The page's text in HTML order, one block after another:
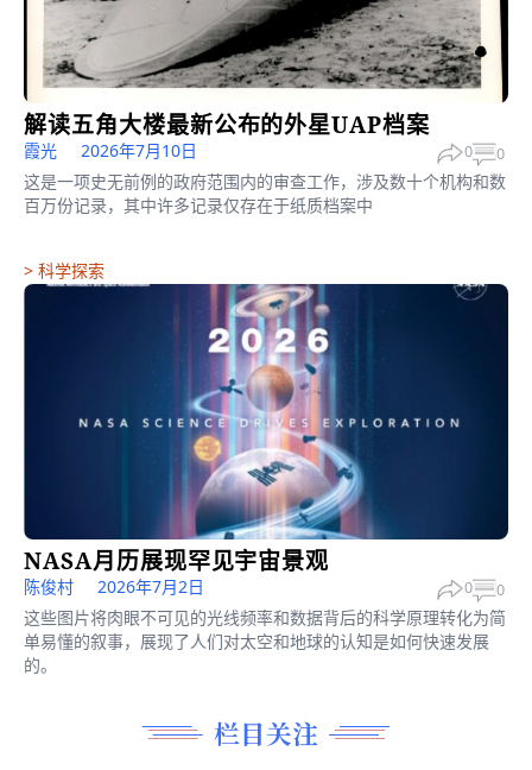
解读五角大楼最新公布的外星UAP档案
霞光 2026年7月10日 0 0
这是一项史无前例的政府范围内的审查工作，涉及数十个机构和数
百万份记录，其中许多记录仅存在于纸质档案中
> 科学探索
NASA月历展现罕见宇宙景观
陈俊村 2026年7月2日 0 0
这些图片将肉眼不可见的光线频率和数据背后的科学原理转化为简
单易懂的叙事，展现了人们对太空和地球的认知是如何快速发展
的。